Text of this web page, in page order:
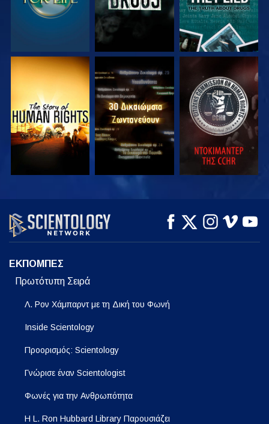
ΠΑΡΑΚΟΛΟΥΘΗΣΤΕ ΠΑΡΑΚΟΛΟΥΘΗΣΤΕ ΠΑΡΑΚΟΛΟΥΘΗΣΤΕ
ΠΑΡΑΚΟΛΟΥΘΗΣΤΕ ΠΑΡΑΚΟΛΟΥΘΗΣΤΕ
ΕΞΕΡΕΥΝΗΣΤΕ ΤΗ
ΣΕΙΡΑ
ΕΚΠΟΜΠΕΣ
Πρωτότυπη Σειρά
Λ. Ρον Χάμπαρντ με τη Δική του Φωνή
Inside Scientology
Προορισμός: Scientology
Γνώρισε έναν Scientologist
Φωνές για την Ανθρωπότητα
Η L. Ron Hubbard Library Παρουσιάζει